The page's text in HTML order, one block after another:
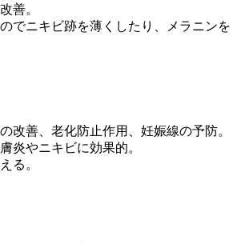
善。
でニキビ跡を薄くしたり、メラニンを
改善、老化防止作用、妊娠線の予防。
炎やニキビに効果的。
る。